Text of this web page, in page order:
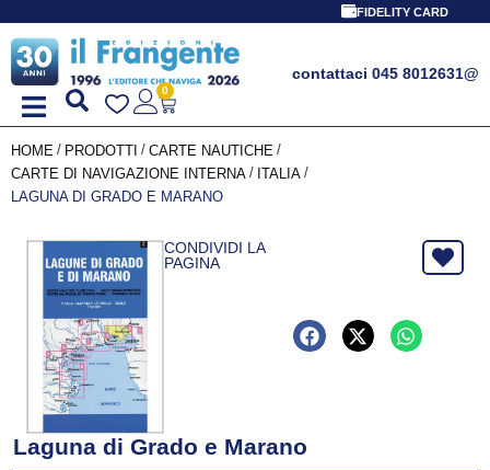
FIDELITY CARD
contattaci 045 8012631@
0
HOME / PRODOTTI / CARTE NAUTICHE /
CARTE DI NAVIGAZIONE INTERNA / ITALIA /
LAGUNA DI GRADO E MARANO
CONDIVIDI LA
PAGINA
Laguna di Grado e Marano